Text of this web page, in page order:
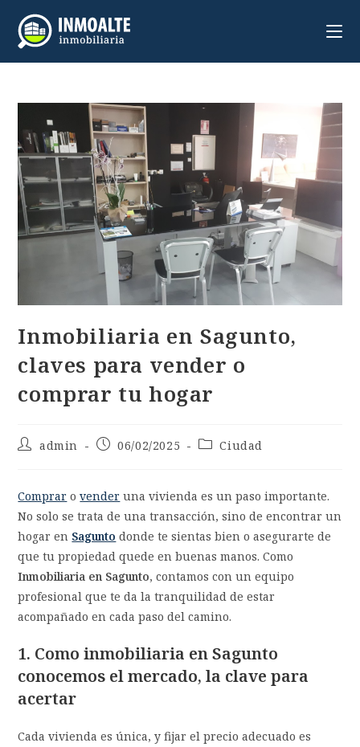
Inmobiliaria en Sagunto,
claves para vender o
comprar tu hogar
admin 06/02/2025 Ciudad
Comprar ovender una vivienda es un paso importante.
No solo se trata de una transacción, sino de encontrar un
hogar en Sagunto donde te sientas bien o asegurarte de
que tu propiedad quede en buenas manos. Como
Inmobiliaria en Sagunto, contamos con un equipo
profesional que te da la tranquilidad de estar
acompañado en cada paso del camino.
1. Como inmobiliaria en Sagunto
conocemos el mercado, la clave para
acertar
Cada vivienda es única, y fijar el precio adecuado es